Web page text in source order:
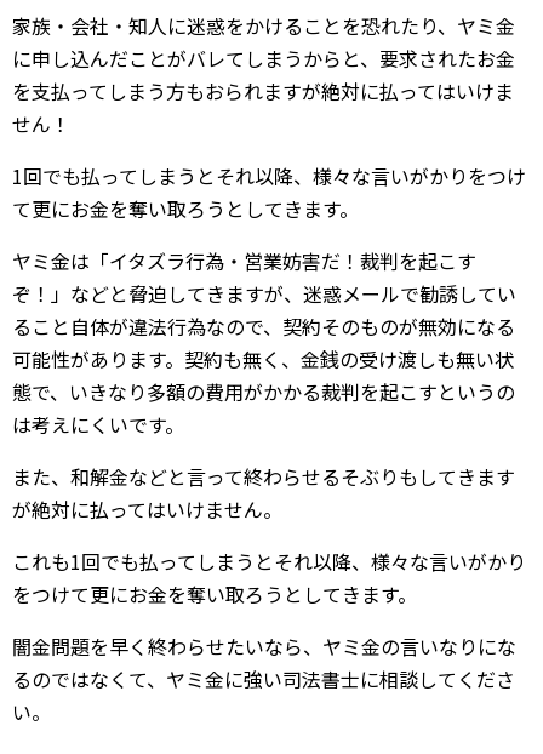
家族・会社・知人に迷惑をかけることを恐れたり、ヤミ金
に申し込んだことがバレてしまうからと、要求されたお金
を支払ってしまう方もおられますが絶対に払ってはいけま
せん！
1回でも払ってしまうとそれ以降、様々な言いがかりをつけ
て更にお金を奪い取ろうとしてきます。
ヤミ金は「イタズラ行為・営業妨害だ！裁判を起こす
ぞ！」などと脅迫してきますが、迷惑メールで勧誘してい
ること自体が違法行為なので、契約そのものが無効になる
可能性があります。契約も無く、金銭の受け渡しも無い状
態で、いきなり多額の費用がかかる裁判を起こすというの
は考えにくいです。
また、和解金などと言って終わらせるそぶりもしてきます
が絶対に払ってはいけません。
これも1回でも払ってしまうとそれ以降、様々な言いがかり
をつけて更にお金を奪い取ろうとしてきます。
闇金問題を早く終わらせたいなら、ヤミ金の言いなりにな
るのではなくて、ヤミ金に強い司法書士に相談してくださ
い。